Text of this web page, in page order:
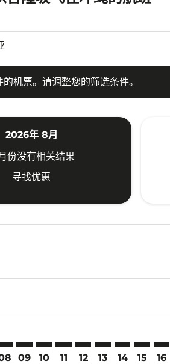
机票。请调整您的筛选条件。
2026年 8月
份没有相关结果
寻找优惠
09 10 11 12 13 14 15 16